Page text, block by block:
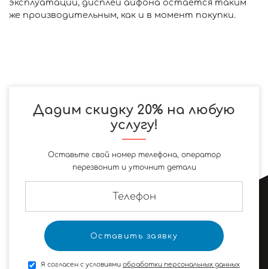
эксплуатации, дисплей айфона остается таким
же производительным, как и в момент покупки.
Дадим скидку 20% на любую
услугу!
Оставьте свой номер телефона, оператор
перезвонит и уточнит детали
Я согласен с условиями обработки персональных данных